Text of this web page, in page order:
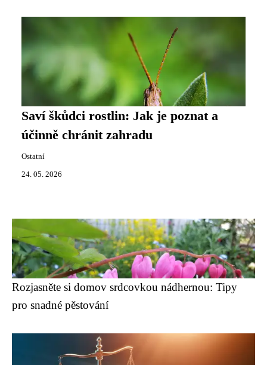
Saví škůdci rostlin: Jak je poznat a
účinně chránit zahradu
Ostatní
24. 05. 2026
Rozjasněte si domov srdcovkou nádhernou: Tipy
pro snadné pěstování